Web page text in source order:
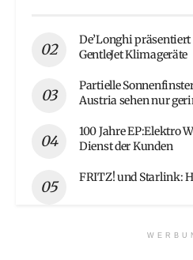
De’Longhi
GentleJet Klimageräte
Partielle
Austria sehen nur
100 Jahre EP:Elektro
Dienst der Kunden
FRITZ! und Starlink: